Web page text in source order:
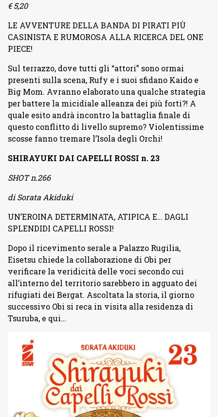
€ 5,20
LE AVVENTURE DELLA BANDA DI PIRATI PIÙ
CASINISTA E RUMOROSA ALLA RICERCA DEL ONE
PIECE!
Sul terrazzo, dove tutti gli “attori” sono ormai
presenti sulla scena, Rufy e i suoi sfidano Kaido e
Big Mom. Avranno elaborato una qualche strategia
per battere la micidiale alleanza dei più forti?! A
quale esito andrà incontro la battaglia finale di
questo conflitto di livello supremo? Violentissime
scosse fanno tremare l’Isola degli Orchi!
SHIRAYUKI DAI CAPELLI ROSSI n. 23
SHOT n.266
di Sorata Akiduki
UN’EROINA DETERMINATA, ATIPICA E… DAGLI
SPLENDIDI CAPELLI ROSSI!
Dopo il ricevimento serale a Palazzo Rugilia,
Eisetsu chiede la collaborazione di Obi per
verificare la veridicità delle voci secondo cui
all’interno del territorio sarebbero in agguato dei
rifugiati dei Bergat. Ascoltata la storia, il giorno
successivo Obi si reca in visita alla residenza di
Tsuruba, e qui…